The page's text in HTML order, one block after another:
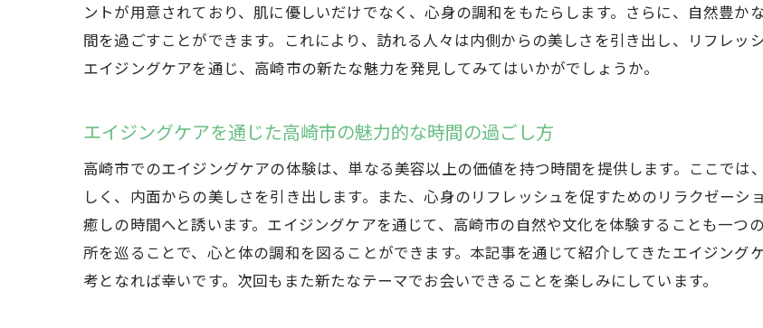
日々の疲れを癒す高崎市のケア体験
ストレスフリーな生活をサポートするエイジ
高崎市の自然と施術で心身のバランスを整える
リラクゼーションとエイジングケアの絶妙な調
高崎市で実現する心地よい統合ケア
リラクゼーションを深めるエイジングケアの
心身のリラックスを促進する融合施術
高崎市で体験するリラックスと美の融合
ントが用意されており、肌に優しいだけでなく、心身の調和をもたらします。さらに、自然豊か
間を過ごすことができます。これにより、訪れる人々は内側からの美しさを引き出し、リフレッ
エイジングケアを通じ、高崎市の新たな魅力を発見してみてはいかがでしょうか。
エイジングケアを通じた高崎市の魅力的な時間の過ごし方
高崎市でのエイジングケアの体験は、単なる美容以上の価値を持つ時間を提供します。ここで
しく、内面からの美しさを引き出します。また、心身のリフレッシュを促すためのリラクゼーシ
癒しの時間へと誘います。エイジングケアを通じて、高崎市の自然や文化を体験することも一つ
所を巡ることで、心と体の調和を図ることができます。本記事を通じて紹介してきたエイジング
考となれば幸いです。次回もまた新たなテーマでお会いできることを楽しみにしています。